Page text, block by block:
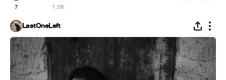
7 1.5K
LastOneLeft